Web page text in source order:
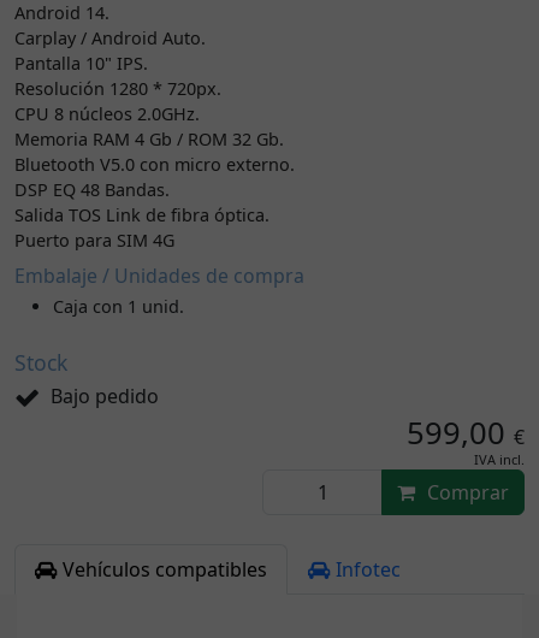
Android 14.
Carplay / Android Auto.
Pantalla 10" IPS.
Resolución 1280 * 720px.
CPU 8 núcleos 2.0GHz.
Memoria RAM 4 Gb / ROM 32 Gb.
Bluetooth V5.0 con micro externo.
DSP EQ 48 Bandas.
Salida TOS Link de fibra óptica.
Puerto para SIM 4G
Embalaje / Unidades de compra
Caja con 1 unid.
Stock
Bajo pedido
599,00 €
IVA incl.
Comprar
Vehículos compatibles Infotec